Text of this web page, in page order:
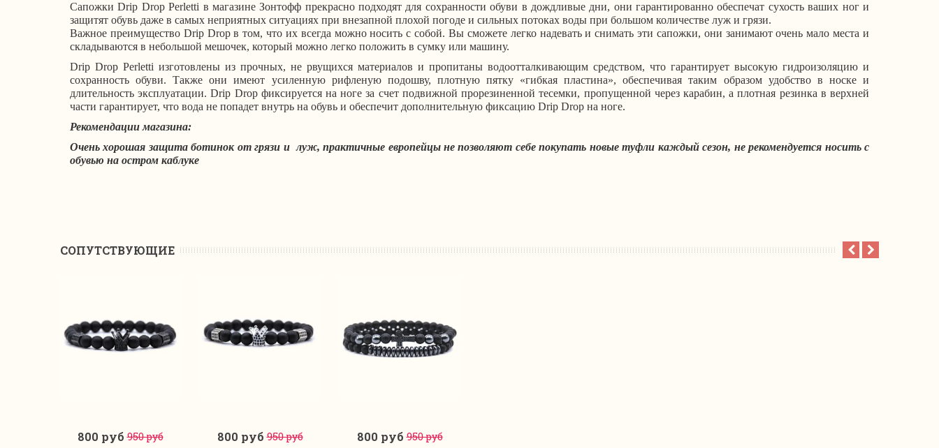
Сапожки Drip Drop Perletti в магазине Зонтофф прекрасно подходят для сохранности обуви в дождливые дни, они гарантированно обеспечат сухость ваших ног и
защитят обувь даже в самых неприятных ситуациях при внезапной плохой погоде и сильных потоках воды при большом количестве луж и грязи.
Важное преимущество Drip Drop в том, что их всегда можно носить с собой. Вы сможете легко надевать и снимать эти сапожки, они занимают очень мало места и
складываются в небольшой мешочек, который можно легко положить в сумку или машину.
Drip Drop Perletti изготовлены из прочных, не рвущихся материалов и пропитаны водоотталкивающим средством, что гарантирует высокую гидроизоляцию и
сохранность обуви. Также они имеют усиленную рифленую подошву, плотную пятку «гибкая пластина», обеспечивая таким образом удобство в носке и
длительность эксплуатации. Drip Drop фиксируется на ноге за счет подвижной прорезиненной тесемки, пропущенной через карабин, а плотная резинка в верхней
части гарантирует, что вода не попадет внутрь на обувь и обеспечит дополнительную фиксацию Drip Drop на ноге.
Рекомендации магазина:
Очень хорошая защита ботинок от грязи и луж, практичные европейцы не позволяют себе покупать новые туфли каждый сезон, не рекомендуется носить с
обувью на остром каблуке
CОПУТСТВУЮЩИЕ
В корзину
800 руб950 руб
В корзину
800 руб950 руб
В корзину
800 руб950 руб